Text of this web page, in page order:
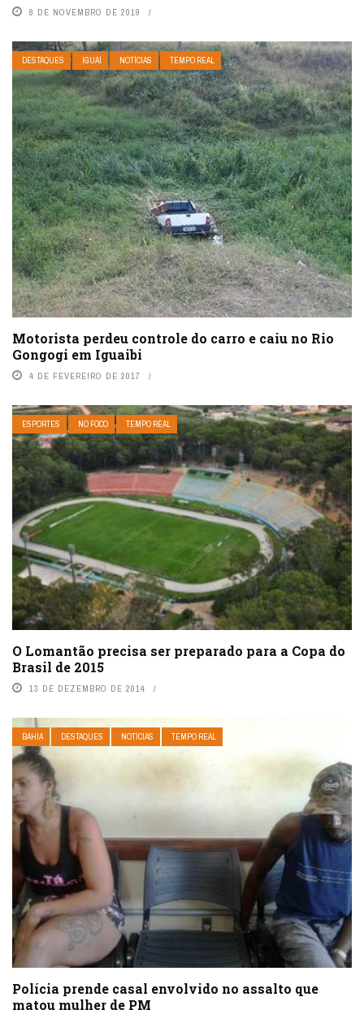
8 DE NOVEMBRO DE 2019
DESTAQUES IGUAÍ NOTÍCIAS TEMPO REAL
Motorista perdeu controle do carro e caiu no Rio
Gongogi em Iguaibi
4 DE FEVEREIRO DE 2017
ESPORTES NO FOCO TEMPO REAL
O Lomantão precisa ser preparado para a Copa do
Brasil de 2015
13 DE DEZEMBRO DE 2014
BAHIA DESTAQUES NOTÍCIAS TEMPO REAL
Polícia prende casal envolvido no assalto que
matou mulher de PM